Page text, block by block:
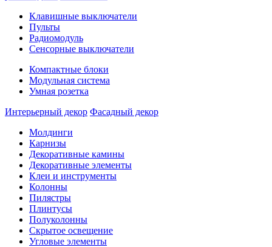
Клавишные выключатели
Пульты
Радиомодуль
Сенсорные выключатели
Компактные блоки
Модульная система
Умная розетка
Интерьерный декор Фасадный декор
Молдинги
Карнизы
Декоративные камины
Декоративные элементы
Клеи и инструменты
Колонны
Пилястры
Плинтусы
Полуколонны
Скрытое освещение
Угловые элементы